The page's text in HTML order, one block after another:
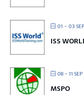
01 - 03
ISS
08 - 11
MSPO